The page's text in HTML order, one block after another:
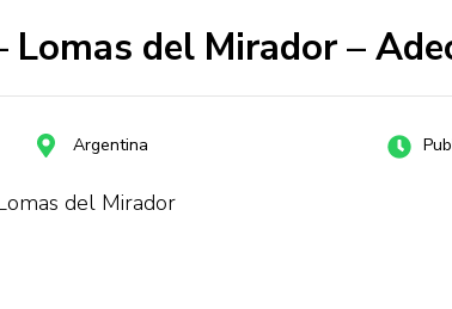
Lomas del Mirador –
Argentina
del Mirador